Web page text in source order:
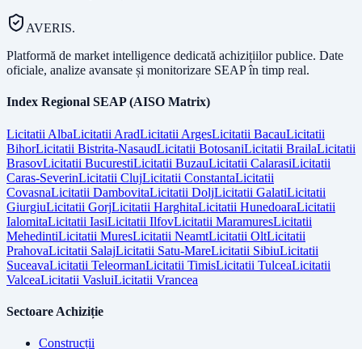
AVERIS.
Platformă de market intelligence dedicată achizițiilor publice. Date
oficiale, analize avansate și monitorizare SEAP în timp real.
Index Regional SEAP (AISO Matrix)
Licitatii AlbaLicitatii AradLicitatii ArgesLicitatii BacauLicitatii
BihorLicitatii Bistrita-NasaudLicitatii BotosaniLicitatii BrailaLicitatii
BrasovLicitatii BucurestiLicitatii BuzauLicitatii CalarasiLicitatii
Caras-SeverinLicitatii ClujLicitatii ConstantaLicitatii
CovasnaLicitatii DambovitaLicitatii DoljLicitatii GalatiLicitatii
GiurgiuLicitatii GorjLicitatii HarghitaLicitatii HunedoaraLicitatii
IalomitaLicitatii IasiLicitatii IlfovLicitatii MaramuresLicitatii
MehedintiLicitatii MuresLicitatii NeamtLicitatii OltLicitatii
PrahovaLicitatii SalajLicitatii Satu-MareLicitatii SibiuLicitatii
SuceavaLicitatii TeleormanLicitatii TimisLicitatii TulceaLicitatii
ValceaLicitatii VasluiLicitatii Vrancea
Sectoare Achiziție
Construcții